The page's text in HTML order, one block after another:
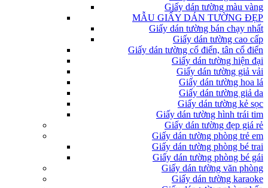
Giấy dán tường màu vàng
MẪU GIẤY DÁN TƯỜNG ĐẸP
Giấy dán tường bán chạy nhất
Giấy dán tường cao cấp
Giấy dán tường cổ điển, tân cổ điển
Giấy dán tường hiện đại
Giấy dán tường giả vải
Giấy dán tường hoa lá
Giấy dán tường giả da
Giấy dán tường kẻ sọc
Giấy dán tường hình trái tim
Giấy dán tường đẹp giá rẻ
Giấy dán tường phòng trẻ em
Giấy dán tường phòng bé trai
Giấy dán tường phòng bé gái
Giấy dán tường văn phòng
Giấy dán tường karaoke